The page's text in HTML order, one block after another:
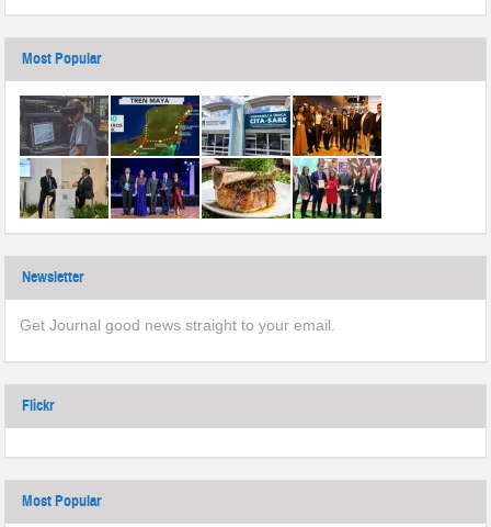
Most Popular
Newsletter
Get Journal good news straight to your email.
Flickr
Most Popular